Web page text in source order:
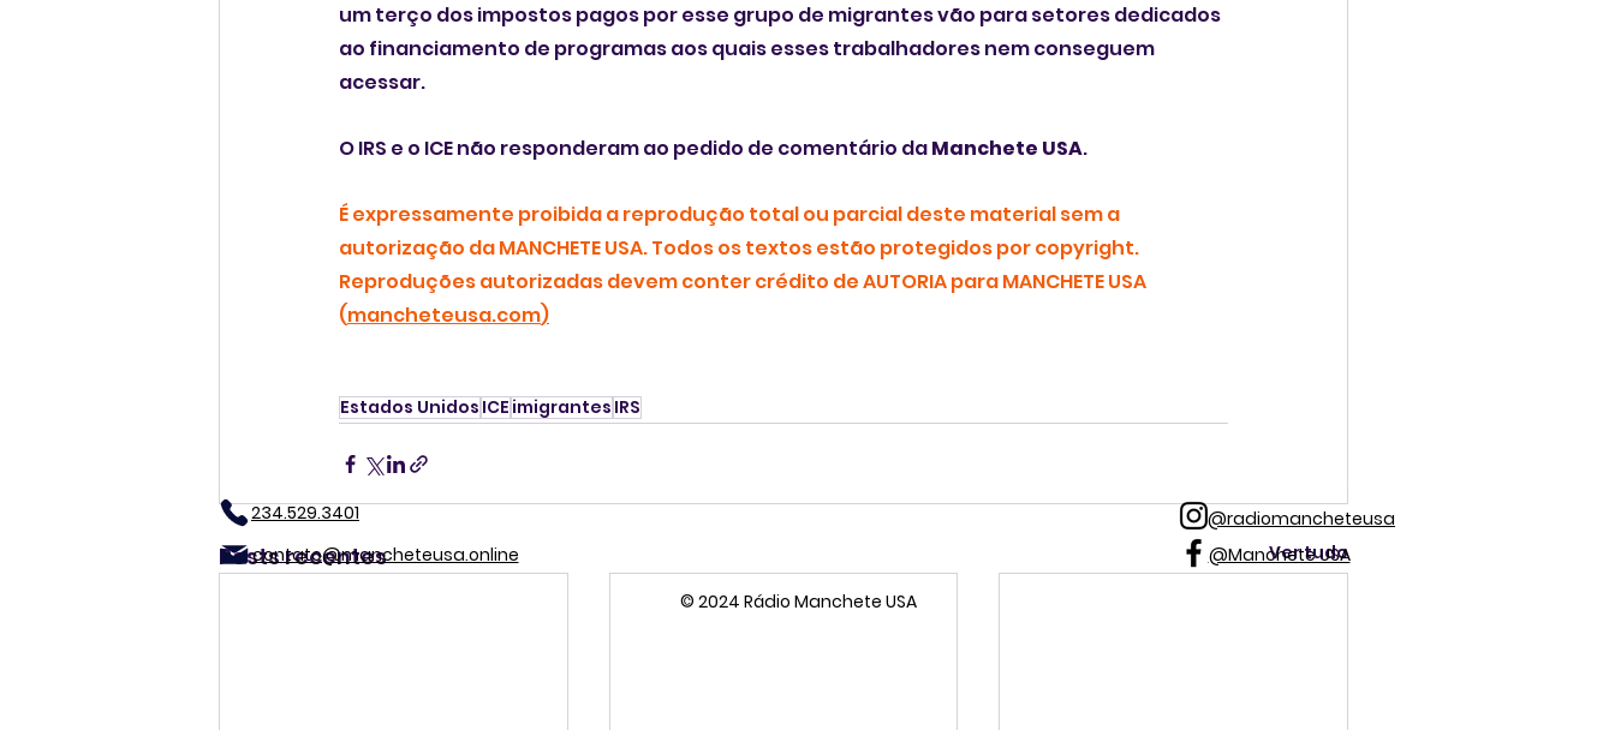
um terço dos impostos pagos por esse grupo de migrantes vão para setores dedicados
ao financiamento de programas aos quais esses trabalhadores nem conseguem
acessar.
O IRS e o ICE não responderam ao pedido de comentário da Manchete USA.
É expressamente proibida a reprodução total ou parcial deste material sem a
autorização da MANCHETE USA. Todos os textos estão protegidos por copyright.
Reproduções autorizadas devem conter crédito de AUTORIA para MANCHETE USA
(mancheteusa.com)
Estados Unidos ICE imigrantes IRS
Posts recentes Ver tudo
234.529.3401
contato@mancheteusa.online
@radiomancheteusa
@Manchete USA
© 2024 Rádio Manchete USA